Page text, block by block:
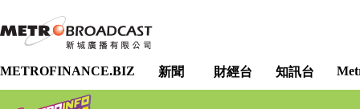
METROFINANCE.BIZ 新聞 財經台 知訊台